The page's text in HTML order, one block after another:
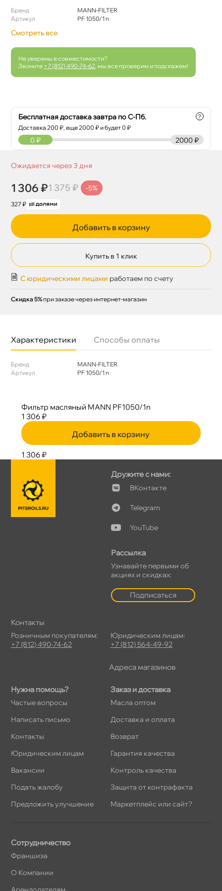
Бренд
MANN-FILTER
Артикул
РF 1050/1 n
Смотреть все
Не уверены в совместимости?
Звоните +7 (812) 490-74-62 , мы все проверим и подскажем!
Бесплатная доставка завтра по С-Пб.
Доставка200 ₽, еще2000 ₽ и будет 0 ₽
?
2000 ₽
0 ₽
Ожидается через 3 дня
1 306 ₽1 375 ₽ -5%
327 ₽
Добавить в корзину
Купить в 1 клик
С юридическими лицами работаем по счету
Скидка 5% при заказе через интернет-магазин
Характеристики Способы оплаты
Бренд
MANN-FILTER
Артикул
РF 1050/1 n
Фильтр масляный MANN РF1050/1n
1 306 ₽
Добавить в корзину
1 306 ₽
Нужна помощь?
Частые вопросы
Написать письмо
Контакты
Юридическим лицам
акансии
Подать жалобу
Предложить улучшение
Заказ и доставка
Масла оптом
Доставка и оплата
озврат
Гарантия качества
Контроль качества
Защита от контрафакта
Маркетплейс или сайт?
Дружите с нами:
Контакте
Telegram
YouTube
Рассылка
Узнавайте первыми о
акциях и скидках:
Подписаться
Сотрудничество
Франшиза
О Компании
Контакты
Розничным покупателям:
+7 (812) 490-74-62
Юридическим лицам:
+7 (812) 564-49-92
Адреса магазино